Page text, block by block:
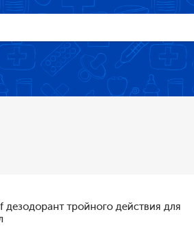
тройного действия для